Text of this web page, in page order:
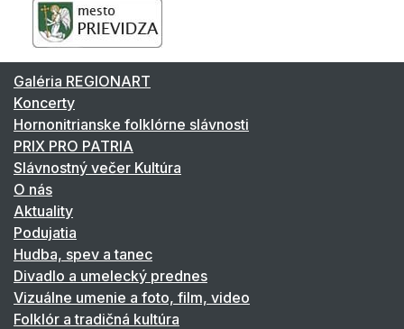
Galéria REGIONART
Koncerty
Hornonitrianske folklórne slávnosti
PRIX PRO PATRIA
Slávnostný večer Kultúra
O nás
Aktuality
Podujatia
Hudba, spev a tanec
Divadlo a umelecký prednes
Vizuálne umenie a foto, film, video
Folklór a tradičná kultúra